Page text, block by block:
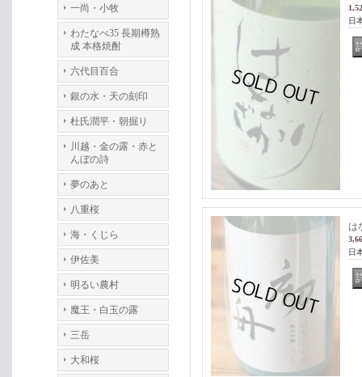
一尚・小牧
わたなべ35 長期樽熟
成 本格焼酎
六代目百合
銀の水・天の刻印
杜氏潤平・朝掘り
川越・金の露・赤と
んぼの詩
夢のあと
八重桜
海・くじら
伊佐美
明るい農村
魔王・白玉の露
三岳
大和桜
日
は
日